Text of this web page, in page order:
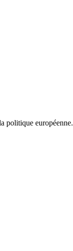
politique européenne.